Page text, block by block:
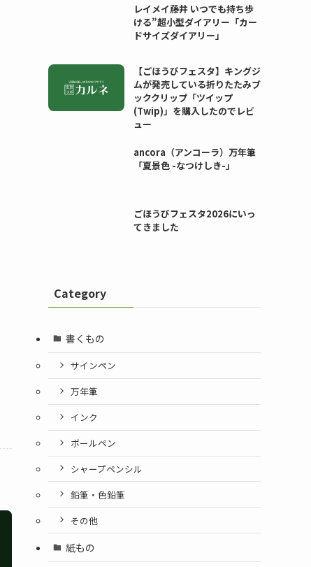
レイメイ藤井 いつでも持ち歩
ける”超小型ダイアリー「カー
ドサイズダイアリー」
【ごほうびフェスタ】キングジ
ムが発売している折りたたみブ
ッククリップ「ツイップ
(Twip)」を購入したのでレビ
ュー
ancora（アンコーラ）万年筆
「夏景色 -なつけしき-」
ごほうびフェスタ2026にいっ
てきました
Category
書くもの
サインペン
万年筆
インク
ボールペン
シャープペンシル
鉛筆・色鉛筆
その他
紙もの